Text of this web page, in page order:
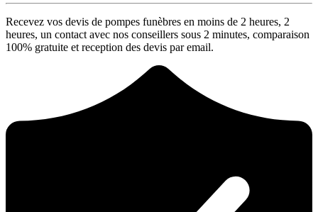
Recevez vos devis de pompes funèbres en moins de 2 heures, 2
heures, un contact avec nos conseillers sous 2 minutes, comparaison
100% gratuite et reception des devis par email.